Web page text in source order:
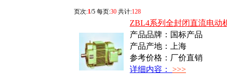
页次:1/5 每页:30 共计:128
ZBL4系列全封闭直流电动
产品品牌：国标产品
产品产地：上海
参考价格：厂价直销
详细内容： >>>